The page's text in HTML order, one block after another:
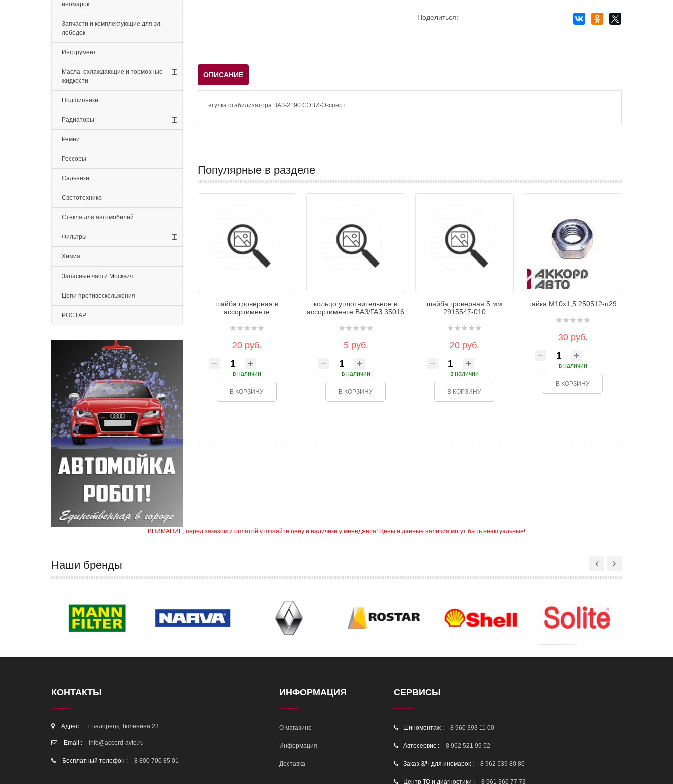
иномарок
Запчасти и комплектующие для эл.
лебедок
Инструмент
Масла, охлаждающие и тормозные
жидкости
Подшипники
Радиаторы
Ремни
Рессоры
Сальники
Светотехника
Стекла для автомобилей
Фильтры
Химия
Запасные части Москвич
Цепи противоскольжения
РОСТАР
Поделиться:
ОПИСАНИЕ
втулка стабилизатора ВАЗ-2190 СЭВИ-Эксперт
Популярные в разделе
шайба гроверная в
ассортименте
20 руб.
в наличии
В КОРЗИНУ
кольцо уплотнительное в
ассортименте ВАЗ/ГАЗ 35016
5 руб.
в наличии
В КОРЗИНУ
шайба гроверная 5 мм
2915547-010
20 руб.
в наличии
В КОРЗИНУ
гайка М10х1,5 250512-п29
30 руб.
в наличии
В КОРЗИНУ
ВНИМАНИЕ, перед заказом и оплатой уточняйте цену и наличике у менеджера! Цены и данные наличия могут быть неактуальные!
Наши бренды
КОНТАКТЫ
Адрес : г.Белорецк, Тюленина 23
Email : info@accord-avto.ru
Бесплатный телефон : 8 800 700 85 01
ИНФОРМАЦИЯ
О магазине
Информация
Доставка
СЕРВИСЫ
Шиномонтаж : 8 960 393 11 00
Автосервис : 8 962 521 99 52
Заказ З/Ч для иномарок : 8 962 539 80 80
Центр ТО и диагностики : 8 961 366 77 73